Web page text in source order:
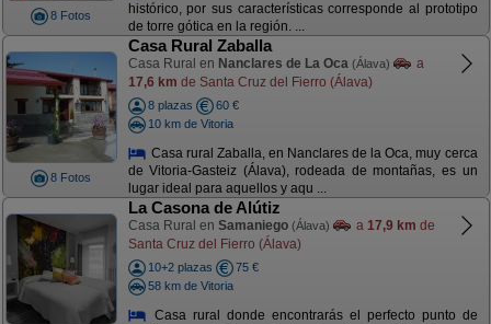
8 Fotos
histórico, por sus características corresponde al prototipo
de torre gótica en la región. ...
8 Fotos
Casa Rural Zaballa
Casa Rural en Nanclares de La Oca (Álava)
a
17,6 km de Santa Cruz del Fierro (Álava)
8 plazas
60 €
10 km de Vitoria
Casa rural Zaballa, en Nanclares de la Oca, muy cerca
de Vitoria-Gasteiz (Álava), rodeada de montañas, es un
lugar ideal para aquellos y aqu ...
La Casona de Alútiz
Casa Rural en Samaniego (Álava) a 17,9 km de
Santa Cruz del Fierro (Álava)
10+2 plazas
75 €
58 km de Vitoria
Casa rural donde encontrarás el perfecto punto de